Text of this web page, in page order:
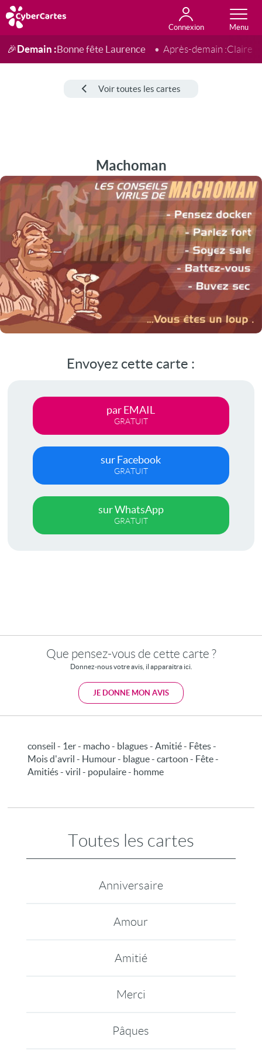
Connexion
Anniversaire
Fête du jour
Amour
Amitié
Merci
Toutes les cartes
🎉Demain :Bonne fête Laurence Après-demain :Claire
Voir toutes les cartes
Machoman
Envoyez cette carte :
par EMAIL
GRATUIT
sur Facebook
GRATUIT
sur WhatsApp
GRATUIT
Que pensez-vous de cette carte ?
Donnez-nous votre avis, il apparaitra ici.
JE DONNE MON AVIS
conseil - 1er - macho - blagues - Amitié - Fêtes -
Mois d'avril - Humour - blague - cartoon - Fête -
Amitiés - viril - populaire - homme
Toutes les cartes
Anniversaire
Amour
Amitié
Merci
Pâques